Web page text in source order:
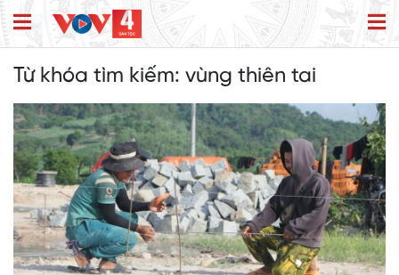
Từ khóa tìm kiếm: vùng thiên tai